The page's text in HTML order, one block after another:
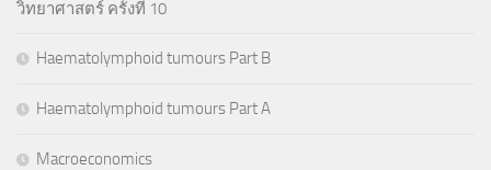
วิทยาศาสตร์ ครั้งที่ 10
Haematolymphoid tumours Part B
Haematolymphoid tumours Part A
Macroeconomics